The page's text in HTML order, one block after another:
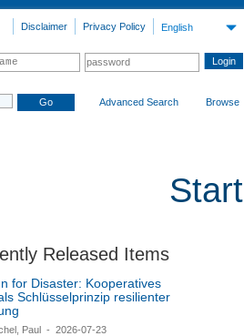
English
Privacy Policy
Disclaimer
Advanced Search Browse
Start
Released Items
for Disaster: Kooperatives
Schlüsselprinzip resilienter
Paul -
2026-07-23